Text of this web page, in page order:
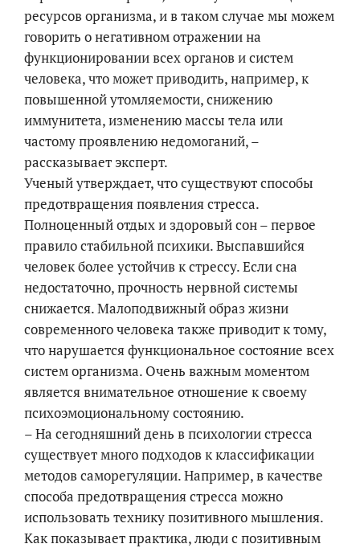
ресурсов организма, и в таком случае мы можем
говорить о негативном отражении на
функционировании всех органов и систем
человека, что может приводить, например, к
повышенной утомляемости, снижению
иммунитета, изменению массы тела или
частому проявлению недомоганий, –
рассказывает эксперт.
Ученый утверждает, что существуют способы
предотвращения появления стресса.
Полноценный отдых и здоровый сон – первое
правило стабильной психики. Выспавшийся
человек более устойчив к стрессу. Если сна
недостаточно, прочность нервной системы
снижается. Малоподвижный образ жизни
современного человека также приводит к тому,
что нарушается функциональное состояние всех
систем организма. Очень важным моментом
является внимательное отношение к своему
психоэмоциональному состоянию.
– На сегодняшний день в психологии стресса
существует много подходов к классификации
методов саморегуляции. Например, в качестве
способа предотвращения стресса можно
использовать технику позитивного мышления.
Как показывает практика, люди с позитивным